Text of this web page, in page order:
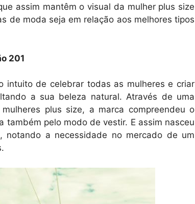
assim mantêm o visual da mulher plus size
de moda seja em relação aos melhores tipos
201
intuito de celebrar todas as mulheres e criar
a sua beleza natural. Através de uma
plus size, a marca compreendeu o
pelo modo de vestir. E assim nasceu
notando a necessidade no mercado de um